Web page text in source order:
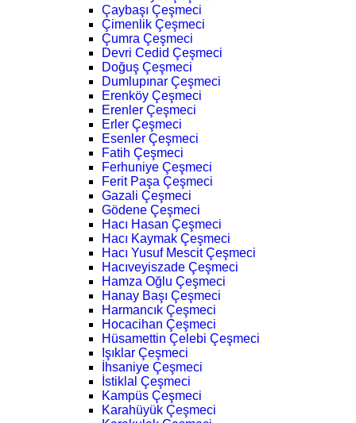
Çaybaşı Çeşmeci
Çimenlik Çeşmeci
Çumra Çeşmeci
Devri Cedid Çeşmeci
Doğuş Çeşmeci
Dumlupınar Çeşmeci
Erenköy Çeşmeci
Erenler Çeşmeci
Erler Çeşmeci
Esenler Çeşmeci
Fatih Çeşmeci
Ferhuniye Çeşmeci
Ferit Paşa Çeşmeci
Gazali Çeşmeci
Gödene Çeşmeci
Hacı Hasan Çeşmeci
Hacı Kaymak Çeşmeci
Hacı Yusuf Mescit Çeşmeci
Hacıveyiszade Çeşmeci
Hamza Oğlu Çeşmeci
Hanay Başı Çeşmeci
Harmancık Çeşmeci
Hocacihan Çeşmeci
Hüsamettin Çelebi Çeşmeci
Işıklar Çeşmeci
İhsaniye Çeşmeci
İstiklal Çeşmeci
Kampüs Çeşmeci
Karahüyük Çeşmeci